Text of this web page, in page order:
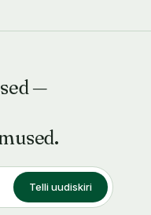
—
Telli uudiskiri